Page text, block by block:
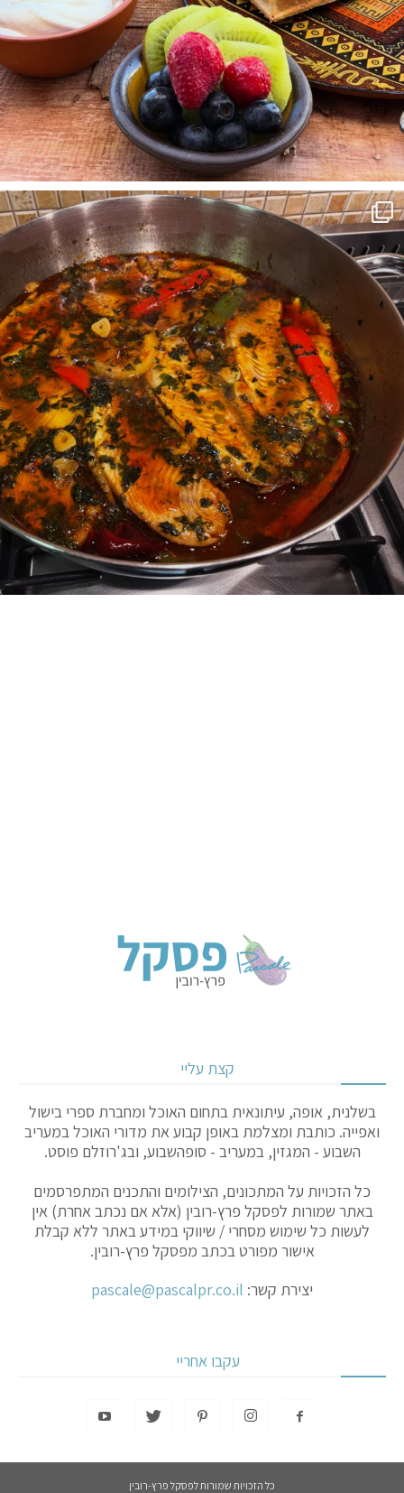
קצת עליי
בשלנית, אופה, עיתונאית בתחום האוכל ומחברת ספרי בישול
ואפייה. כותבת ומצלמת באופן קבוע את מדורי האוכל במעריב
השבוע - המגזין, במעריב - סופהשבוע, ובג'רוזלם פוסט.
כל הזכויות על המתכונים, הצילומים והתכנים המתפרסמים
באתר שמורות לפסקל פרץ-רובין (אלא אם נכתב אחרת) אין
לעשות כל שימוש מסחרי / שיווקי במידע באתר ללא קבלת
אישור מפורט בכתב מפסקל פרץ-רובין.
יצירת קשר: pascale@pascalpr.co.il
עקבו אחריי
כל הזכויות שמורות לפסקל פרץ-רובין